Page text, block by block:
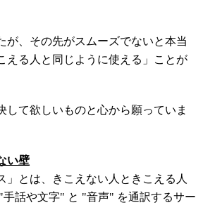
が、その先がスムーズでないと本当
える人と同じように使える」ことが
して欲しいものと心から願っていま
い壁
」とは、きこえない人ときこえる人
"手話や文字" と "音声" を通訳するサー